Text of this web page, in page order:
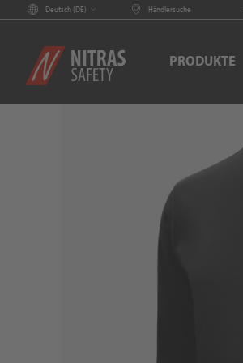
Deutsch (DE) Händlersuche
PRODUKTE